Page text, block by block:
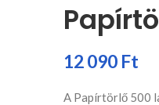
12 090 Ft
A Papírtörlő 500